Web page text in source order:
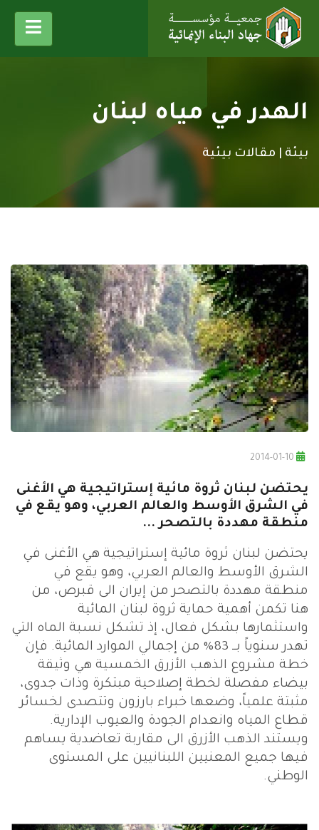
الهدر في مياه لبنان
بيئة | مقالات بيئية
يحتضن لبنان ثروة مائية إستراتيجية هي الأغنى
في الشرق الأوسط والعالم العربي، وهو يقع في
منطقة مهددة بالتصحر ...
يحتضن لبنان ثروة مائية إستراتيجية هي الأغنى في
الشرق الأوسط والعالم العربي، وهو يقع في
منطقة مهددة بالتصحر من إيران الى قبرص، من
هنا تكمن أهمية حماية ثروة لبنان المائية
واستثمارها بشكل فعال، إذ تشكل نسبة الماه التي
تهدر سنوياً بــ 83% من إجمالي الموارد المائية. فإن
خطة مشروع الذهب الأزرق الخمسية هي وثيقة
بيضاء مفصلة لخطة إصلاحية مبتكرة وذات جدوى،
مثبتة علمياً، وضعها خبراء بارزون وتتصدى لخسائر
قطاع المياه وانعدام الجودة والعيوب الإدارية.
ويستند الذهب الأزرق الى مقاربة تعاضدية يساهم
فيها جميع المعنيين اللبنانيين على المستوى
الوطني.